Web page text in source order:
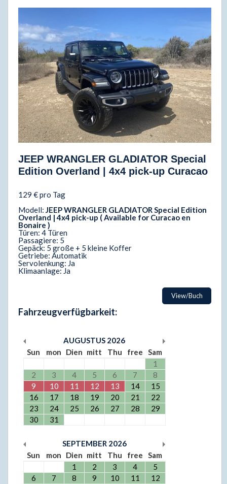
JEEP WRANGLER GLADIATOR Special
Edition Overland | 4x4 pick-up Curacao
129 € pro Tag
Modell:JEEP WRANGLER GLADIATOR Special Edition
Overland | 4x4 pick-up ( Available for Curacao en
Bonaire )
Türen: 4 Türen
Passagiere: 5
Gepäck: 5 große + 5 kleine Koffer
Getriebe: Automatik
Servolenkung: Ja
Klimaanlage: Ja
View/Buch
Fahrzeugverfügbarkeit:
AUGUSTUS 2026
Sun
mon Dien mitt Thu free
Sam
1
2
3 4 5 6 7
8
9
10 11 12 13 14
15
16
17 18 19 20 21
22
23
24 25 26 27 28
29
30
31
SEPTEMBER 2026
Sun
mon Dien mitt Thu free
Sam
1
2 3 4
5
6
7 8 9 10 11
12